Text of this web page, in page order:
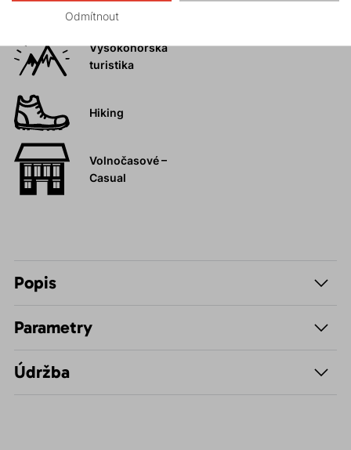
Vysokohorská
turistika
Hiking
Volnočasové –
Casual
Popis
Parametry
Údržba
Odmítnout